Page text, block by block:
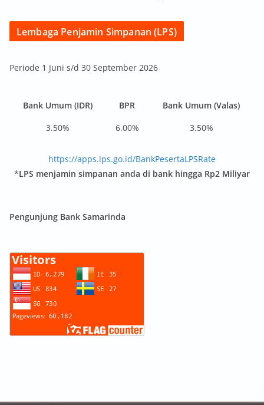
Lembaga Penjamin Simpanan (LPS)
Periode 1 Juni s/d 30 September 2026
Bank Umum (IDR) BPR
Bank Umum (Valas)
3.50%
6.00% 3.50%
https://apps.lps.go.id/BankPesertaLPSRate
*LPS menjamin simpanan anda di bank hingga Rp2 Miliyar
Pengunjung Bank Samarinda